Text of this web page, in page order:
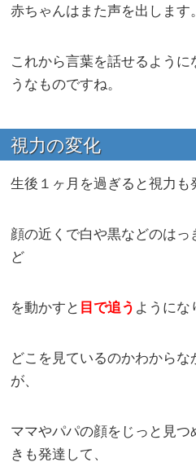
赤ちゃんはまた声を出します。
これから言葉を話せるように
うなものですね。
視力の変化
生後１ヶ月を過ぎると視力も
顔の近くで白や黒などのは
ど
を動かすと 目で追う ようにな
どこを見ているのかわから
が、
ママやパパの顔をじっと見
きも発達して、